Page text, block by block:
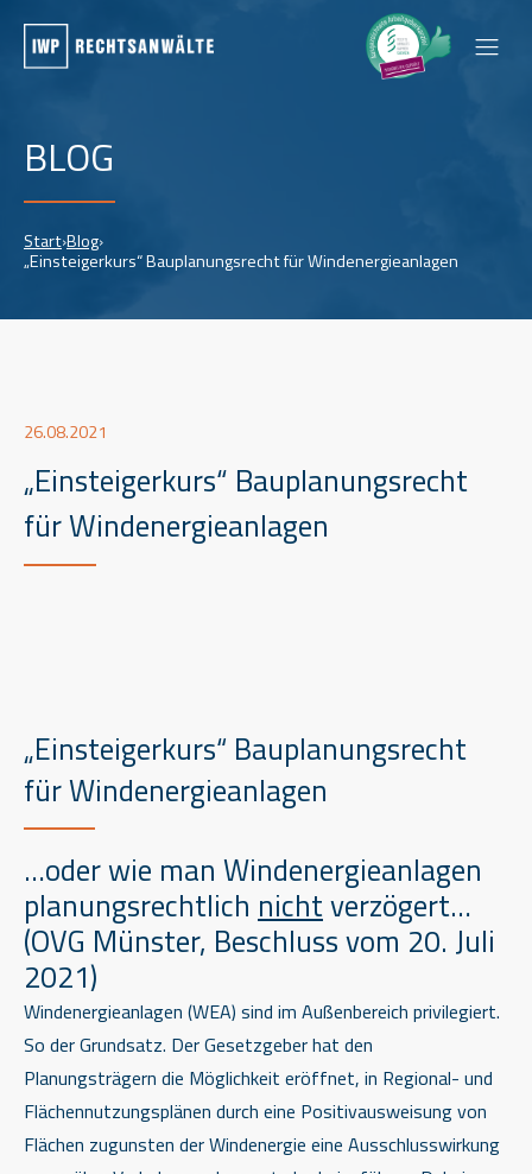
BLOG
Start›Blog›
„Einsteigerkurs“ Bauplanungsrecht für Windenergieanlagen
26.08.2021
„Einsteigerkurs“ Bauplanungsrecht
für Windenergieanlagen
„Einsteigerkurs“ Bauplanungsrecht
für Windenergieanlagen
…oder wie man Windenergieanlagen
planungsrechtlich nichtverzögert…
(OVG Münster, Beschluss vom 20. Juli
2021)
Windenergieanlagen (WEA) sind im Außenbereich privilegiert.
So der Grundsatz. Der Gesetzgeber hat den
Planungsträgern die Möglichkeit eröffnet, in Regional- und
Flächennutzungsplänen durch eine Positivausweisung von
Flächen zugunsten der Windenergie eine Ausschlusswirkung